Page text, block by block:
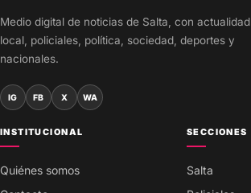
Medio digital de noticias de Salta, con actualidad
local, policiales, política, sociedad, deportes y
nacionales.
IG FB X WA
INSTITUCIONAL
Quiénes somos
SECCIONES
Salta